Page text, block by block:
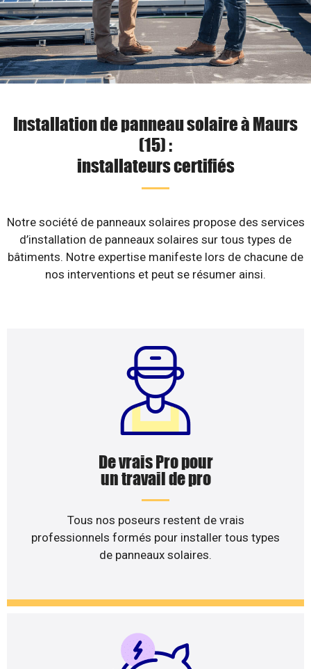
Installation de panneau solaire à Maurs
(15) :
installateurs certifiés
Notre société de panneaux solaires propose des services
d’installation de panneaux solaires sur tous types de
bâtiments. Notre expertise manifeste lors de chacune de
nos interventions et peut se résumer ainsi.
De vrais Pro pour
un travail de pro
Tous nos poseurs restent de vrais
professionnels formés pour installer tous types
de panneaux solaires.